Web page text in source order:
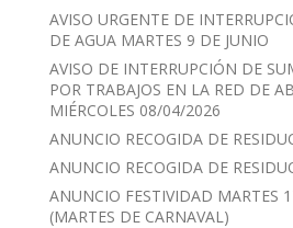
AVISO URGENTE DE
DE AGUA MARTES 9 DE JUNIO
AVISO DE INTERRUPCIÓN DE
POR TRABAJOS EN LA RED DE
MIÉRCOLES 08/04/2026
ANUNCIO RECOGIDA DE
ANUNCIO RECOGIDA DE
ANUNCIO FESTIVIDAD MARTES
(MARTES DE CARNAVAL)